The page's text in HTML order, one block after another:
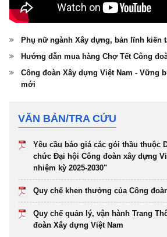
Phụ nữ ngành Xây dựng, bản lĩnh kiến
Hướng dẫn mua hàng Chợ Tết Công
Công đoàn Xây dựng Việt Nam - Vững
mới
VĂN BẢN/TRA CỨU
Yêu cầu báo giá các gói thầu thuộc
chức Đại hội Công đoàn xây dựng
nhiệm kỳ 2025-2030"
Quy chế khen thưởng của Công
Quy chế quản lý, vận hành Trang
đoàn Xây dựng Việt Nam